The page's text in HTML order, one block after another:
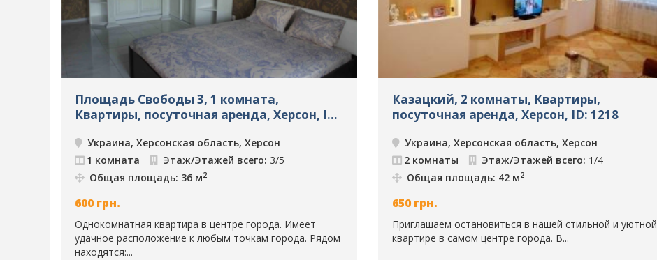
Площадь Свободы 3, 1 комната,
Квартиры, посуточная аренда, Херсон, ID:
Украина, Херсонская область, Херсон
1 комната
Этаж/Этажей всего: 3/5
Общая площадь: 36 м2
600 грн.
Однокомнатная квартира в центре города. Имеет
удачное расположение к любым точкам города. Рядом
находятся:...
Казацкий, 2 комнаты, Квартиры,
посуточная аренда, Херсон, ID: 1218
Украина, Херсонская область, Херсон
2 комнаты
Этаж/Этажей всего: 1/4
Общая площадь: 42 м2
650 грн.
Приглашаем остановиться в нашей стильной и уютной
квартире в самом центре города. В...